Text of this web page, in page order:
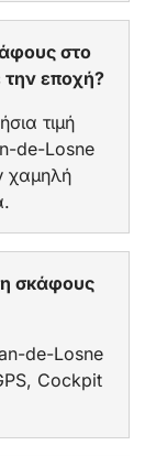
στο
εποχή?
τιμή
de-Losne
χαμηλή
σκάφους
de-Losne
Cockpit